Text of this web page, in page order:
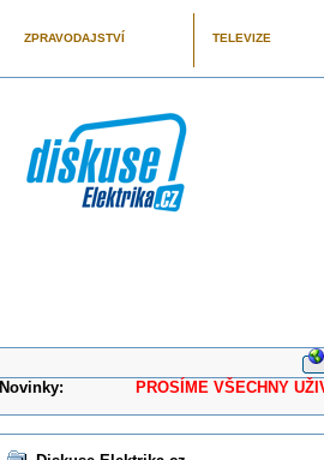
ZPRAVODAJSTVÍ TELEVIZE
Novinky: PROSÍME VŠECHNY